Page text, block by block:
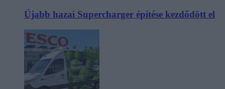
Újabb hazai Supercharger építése kezdődött el